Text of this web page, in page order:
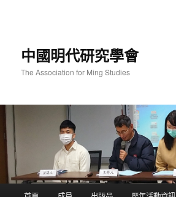
中國明代研究學會
The Association for Ming Studies